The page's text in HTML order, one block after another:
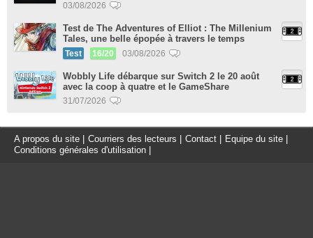
03/08/2026
Test de The Adventures of Elliot : The Millenium
Tales, une belle épopée à travers le temps
Test 16/20 03/08/2026
Wobbly Life débarque sur Switch 2 le 20 août
avec la coop à quatre et le GameShare
31/07/2026
A propos du site Courriers des lecteurs Contact Equipe du site
Conditions générales d'utilisation